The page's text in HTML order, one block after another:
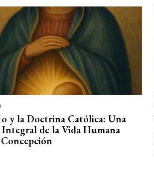
y la Doctrina Católica: Una
Integral de la Vida Humana